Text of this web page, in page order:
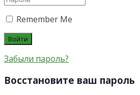
Remember Me
Забыли пароль?
Восстановите ваш пароль